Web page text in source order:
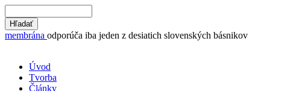
membrána odporúča iba jeden z desiatich slovenských básnikov
Úvod
Tvorba
Články